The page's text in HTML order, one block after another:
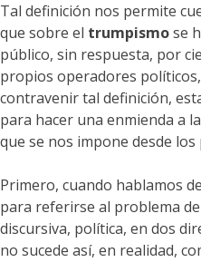
Tal definición nos permite
que sobre el trumpismose
público, sin respuesta, por
propios operadores
contravenir tal definición,
para hacer una enmienda a
que se nos impone desde
Primero, cuando hablamos
para referirse al problema
discursiva, política, en dos
no sucede así, en realidad,